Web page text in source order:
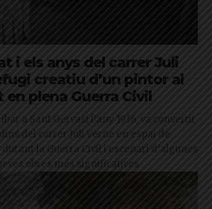
i els anys del carrer Juli
creatiu d’un pintor al
en plena Guerra Civil
a Sant Gervasi l’any 1936, va convertir
del carrer Juli Verne en espai de
la Guerra Civil i escenari d’algunes
obres més significatives